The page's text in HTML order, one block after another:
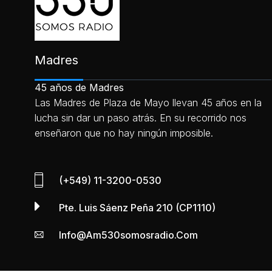
Madres
45 años de Madres
Las Madres de Plaza de Mayo llevan 45 años en la
lucha sin dar un paso atrás. En su recorrido nos
enseñaron que no hay ningún imposible.
(+549) 11-3200-0530
Pte. Luis Sáenz Peña 210 (CP1110)
Info@am530somosradio.com